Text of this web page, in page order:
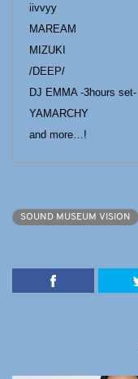
iivvyy
MAREAM
MIZUKI
/DEEP/
DJ EMMA -3hours set-
YAMARCHY
and more…!
SOUND MUSEUM VISION